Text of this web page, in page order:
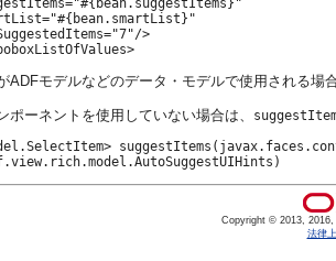
>
ADFモデルなどのデータ・モデルで使用される場
ポーネントを使用していない場合は、
Copyright © 2013,
法律